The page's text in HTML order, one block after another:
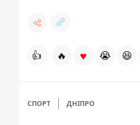
👍 🔥 ♥ 😭 😆
СПОРТ ДНІПРО